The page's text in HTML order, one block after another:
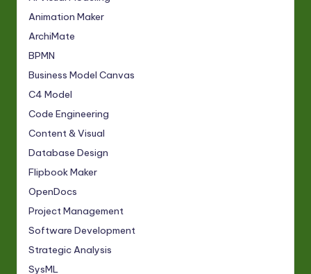
Animation Maker
ArchiMate
BPMN
Business Model Canvas
C4 Model
Code Engineering
Content & Visual
Database Design
Flipbook Maker
OpenDocs
Project Management
Software Development
Strategic Analysis
SysML